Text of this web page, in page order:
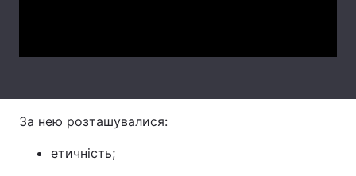
Тема оформлення
За нею розташувалися:
етичність;